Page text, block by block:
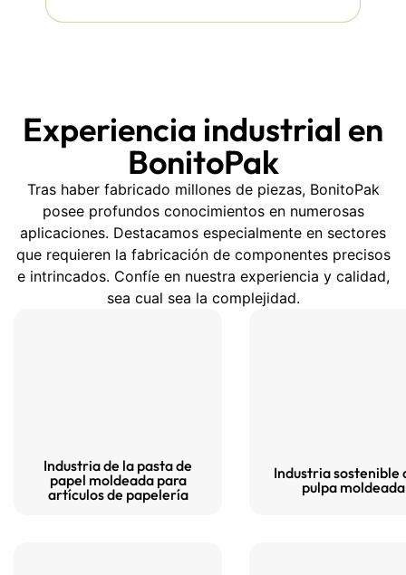
húmedo, no tendrá que
abraza su producto y lo
protege de arañazos, golpes y
manipulaciones bruscas.
Creemos que el embalaje debe
apoyar su imagen de marca y
proteger su carga sin agobiarle.
Queremos ayudarle a embalar
puede mejorar la confianza de
los clientes a la vez que le
ahorra dinero.
Experiencia industrial en
BonitoPak
Tras haber fabricado millones de piezas, BonitoPak
posee profundos conocimientos en numerosas
aplicaciones. Destacamos especialmente en sectores
que requieren la fabricación de componentes precisos
e intrincados. Confíe en nuestra experiencia y calidad,
sea cual sea la complejidad.
Industria de la pasta de
papel moldeada para
artículos de papelería
Industria sostenible
pulpa moldeada